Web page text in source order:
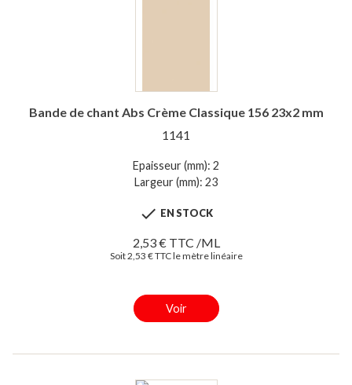
Bande de chant Abs Crème Classique 156 23x2 mm
1141
Epaisseur (mm): 2
Largeur (mm): 23
 EN STOCK
2,53 € TTC /ML
Soit 2,53 € TTC le mètre linéaire
Voir